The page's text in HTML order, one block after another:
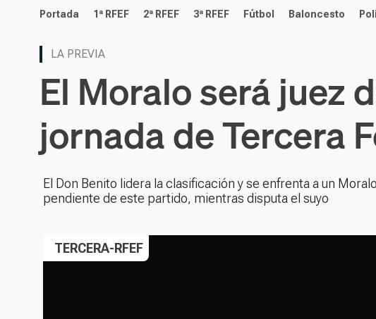
deportes
Portada 1ª RFEF 2ª RFEF 3ª RFEF Fútbol Baloncesto
LA PREVIA
El Moralo será juez
jornada de Tercera
El Don Benito lidera la clasificación y se enfrenta a un
pendiente de este partido, mientras disputa el suyo
TERCERA-RFEF